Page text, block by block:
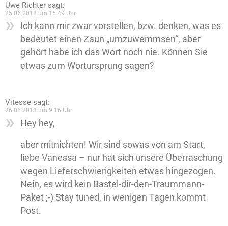
Uwe Richter sagt:
25.06.2018 um 15:49 Uhr
Ich kann mir zwar vorstellen, bzw. denken, was es
bedeutet einen Zaun „umzuwemmsen“, aber
gehört habe ich das Wort noch nie. Können Sie
etwas zum Wortursprung sagen?
Vitesse sagt:
26.06.2018 um 9:16 Uhr
Hey hey,
aber mitnichten! Wir sind sowas von am Start,
liebe Vanessa – nur hat sich unsere Überraschung
wegen Lieferschwierigkeiten etwas hingezogen.
Nein, es wird kein Bastel-dir-den-Traummann-
Paket ;-) Stay tuned, in wenigen Tagen kommt
Post.